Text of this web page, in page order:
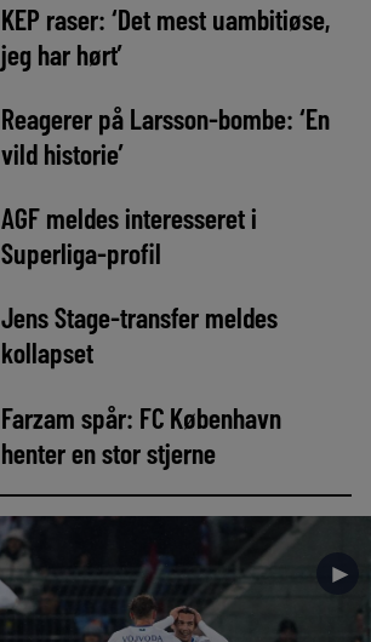
KEP raser: ‘Det mest uambitiøse,
jeg har hørt’
Reagerer på Larsson-bombe: ‘En
vild historie’
AGF meldes interesseret i
Superliga-profil
Jens Stage-transfer meldes
kollapset
Farzam spår: FC København
henter en stor stjerne
►